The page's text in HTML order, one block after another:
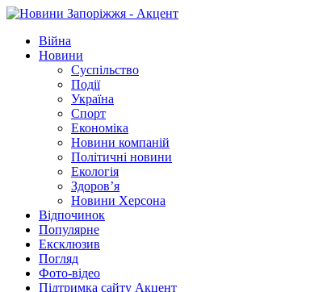
Війна
Новини
Суспільство
Події
Україна
Спорт
Економіка
Новини компаній
Політичні новини
Екологія
Здоров’я
Новини Херсона
Відпочинок
Популярне
Ексклюзив
Погляд
Фото-відео
Підтримка сайту Акцент